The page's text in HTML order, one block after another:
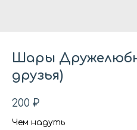
Шары
друзья)
200 ₽
Чем надуть